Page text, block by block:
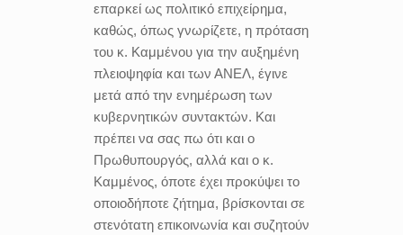
επαρκεί ως πολιτικό επιχείρημα,
καθώς, όπως γνωρίζετε, η πρόταση
του κ. Καμμένου για την αυξημένη
πλειοψηφία και των ΑΝΕΛ, έγινε
μετά από την ενημέρωση των
κυβερνητικών συντακτών. Και
πρέπει να σας πω ότι και ο
Πρωθυπουργός, αλλά και ο κ.
Καμμένος, όποτε έχει προκύψει το
οποιοδήποτε ζήτημα, βρίσκονται σε
στενότατη επικοινωνία και συζητούν